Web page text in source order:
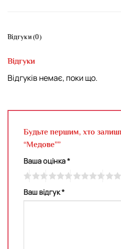
Відгуки (0)
Відгуки
Відгуків немає, поки що.
Будьте першим, хто
“Медове””
Ваша оцінка*
Ваш відгук*